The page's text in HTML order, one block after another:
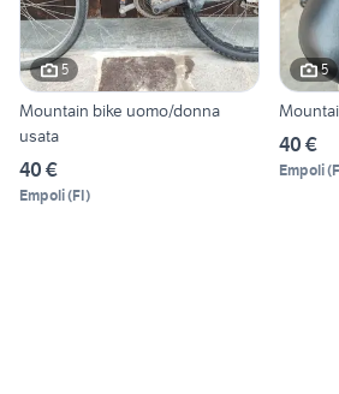
5
Mountain bike uomo/donna
usata
40 €
Empoli(FI)
5
40 €
Empoli(